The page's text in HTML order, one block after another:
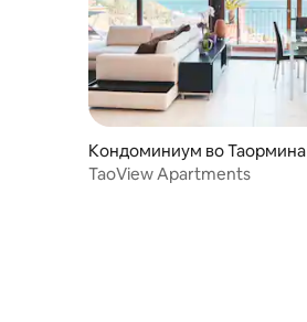
Кондоминиум во Таормина
TaoView Apartments